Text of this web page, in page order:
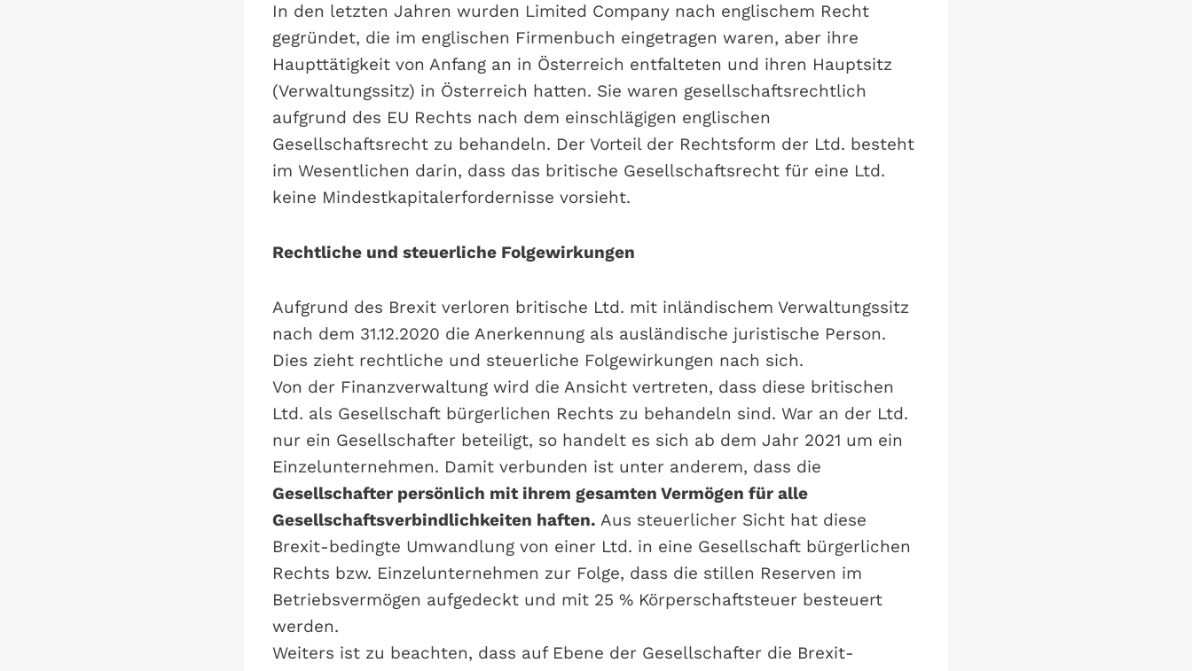
In den letzten Jahren wurden Limited Company nach englischem Recht
gegründet, die im englischen Firmenbuch eingetragen waren, aber ihre
Haupttätigkeit von Anfang an in Österreich entfalteten und ihren Hauptsitz
(Verwaltungssitz) in Österreich hatten. Sie waren gesellschaftsrechtlich
aufgrund des EU Rechts nach dem einschlägigen englischen
Gesellschaftsrecht zu behandeln. Der Vorteil der Rechtsform der Ltd. besteht
im Wesentlichen darin, dass das britische Gesellschaftsrecht für eine Ltd.
keine Mindestkapitalerfordernisse vorsieht.
Rechtliche und steuerliche Folgewirkungen
Aufgrund des Brexit verloren britische Ltd. mit inländischem Verwaltungssitz
nach dem 31.12.2020 die Anerkennung als ausländische juristische Person.
Dies zieht rechtliche und steuerliche Folgewirkungen nach sich.
Von der Finanzverwaltung wird die Ansicht vertreten, dass diese britischen
Ltd. als Gesellschaft bürgerlichen Rechts zu behandeln sind. War an der Ltd.
nur ein Gesellschafter beteiligt, so handelt es sich ab dem Jahr 2021 um ein
Einzelunternehmen. Damit verbunden ist unter anderem, dass die
Gesellschafter persönlich mit ihrem gesamten Vermögen für alle
Gesellschaftsverbindlichkeiten haften. Aus steuerlicher Sicht hat diese
Brexit-bedingte Umwandlung von einer Ltd. in eine Gesellschaft bürgerlichen
Rechts bzw. Einzelunternehmen zur Folge, dass die stillen Reserven im
Betriebsvermögen aufgedeckt und mit 25 % Körperschaftsteuer besteuert
werden.
Weiters ist zu beachten, dass auf Ebene der Gesellschafter die Brexit-